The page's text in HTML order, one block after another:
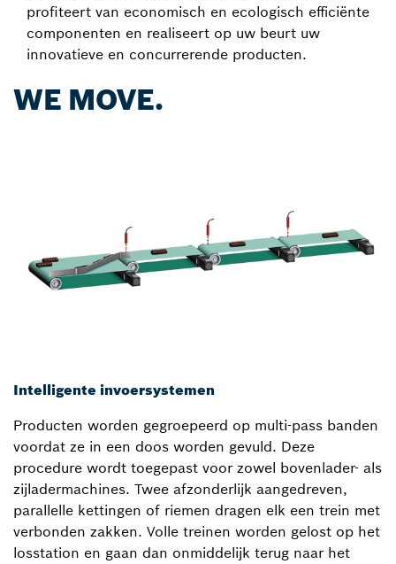
profiteert van economisch en ecologisch efficiënte
componenten en realiseert op uw beurt uw
innovatieve en concurrerende producten.
WE MOVE.
Intelligente invoersystemen
Producten worden gegroepeerd op multi-pass banden
voordat ze in een doos worden gevuld. Deze
procedure wordt toegepast voor zowel bovenlader- als
zijladermachines. Twee afzonderlijk aangedreven,
parallelle kettingen of riemen dragen elk een trein met
verbonden zakken. Volle treinen worden gelost op het
losstation en gaan dan onmiddelijk terug naar het